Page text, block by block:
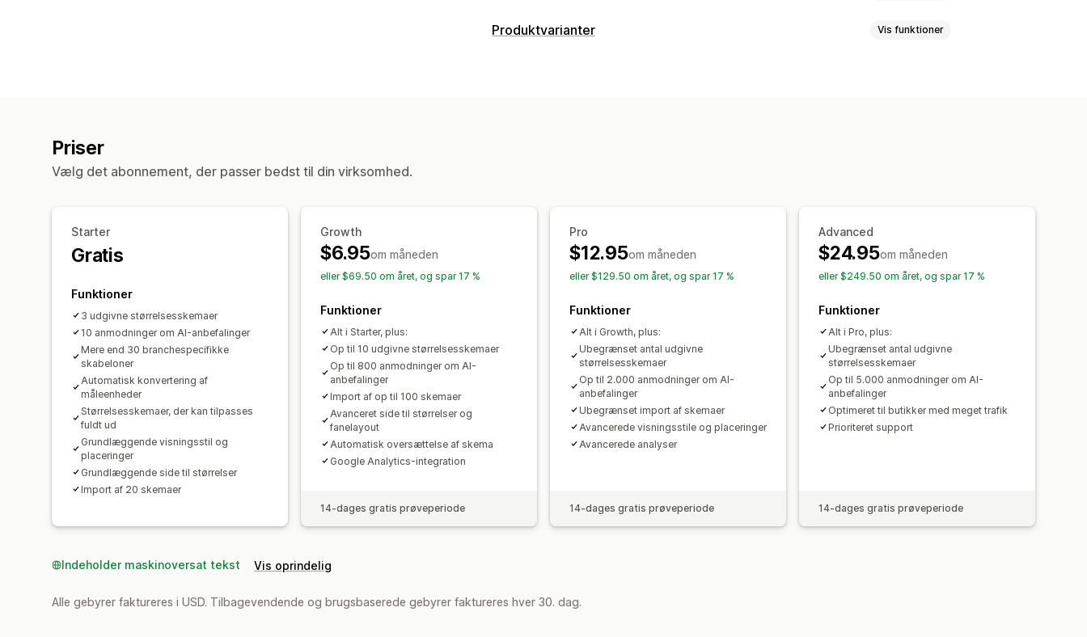
Sammenligningsværktøjer
Flydende diagram
Flere sprog
Kollektionsside
Produktvarianter Vis funktioner
Priser
Vælg det abonnement, der passer bedst til din virksomhed.
Starter
Gratis
Funktioner
3 udgivne størrelsesskemaer
10 anmodninger om AI-anbefalinger
Mere end 30 branchespecifikke
skabeloner
Automatisk konvertering af
måleenheder
Størrelsesskemaer, der kan tilpasses
fuldt ud
Grundlæggende visningsstil og
placeringer
Grundlæggende side til størrelser
Import af 20 skemaer
Growth
$6.95om måneden
eller $69.50 om året, og spar 17 %
Funktioner
Alt i Starter, plus:
Op til 10 udgivne størrelsesskemaer
Op til 800 anmodninger om AI-
anbefalinger
Import af op til 100 skemaer
Avanceret side til størrelser og
fanelayout
Automatisk oversættelse af skema
Google Analytics-integration
14-dages gratis prøveperiode
Pro
$12.95om måneden
eller $129.50 om året, og spar 17 %
Funktioner
Alt i Growth, plus:
Ubegrænset antal udgivne
størrelsesskemaer
Op til 2.000 anmodninger om AI-
anbefalinger
Ubegrænset import af skemaer
Avancerede visningsstile og placeringer
Avancerede analyser
14-dages gratis prøveperiode
Advanced
$24.95om måneden
eller $249.50 om året, og spar 17 %
Funktioner
Alt i Pro, plus:
Ubegrænset antal udgivne
størrelsesskemaer
Op til 5.000 anmodninger om AI-
anbefalinger
Optimeret til butikker med meget trafik
Prioriteret support
14-dages gratis prøveperiode
Indeholder maskinoversat tekst Vis oprindelig
Alle gebyrer faktureres i USD. Tilbagevendende og brugsbaserede gebyrer faktureres hver 30. dag.